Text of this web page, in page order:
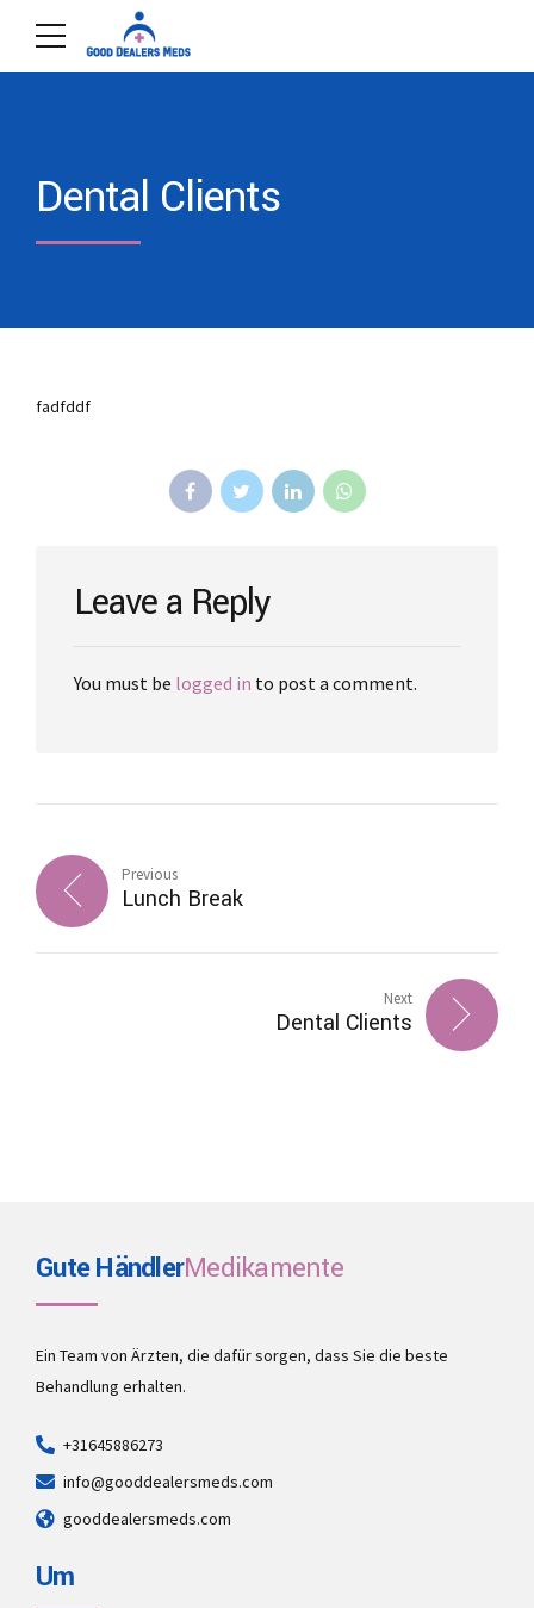
Dental Clients
fadfddf
Leave a Reply
You must be logged in to post a comment.
Previous
Lunch Break
Next
Dental Clients
Gute HändlerMedikamente
Ein Team von Ärzten, die dafür sorgen, dass Sie die beste
Behandlung erhalten.
+31645886273
info@gooddealersmeds.com
gooddealersmeds.com
Um